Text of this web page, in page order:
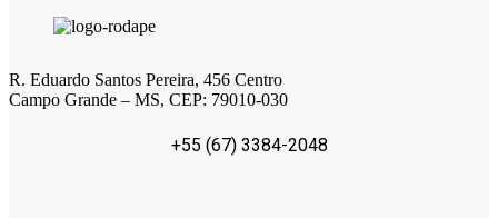
R. Eduardo Santos Pereira, 456 Centro
Campo Grande – MS, CEP: 79010-030
+55 (67) 3384-2048